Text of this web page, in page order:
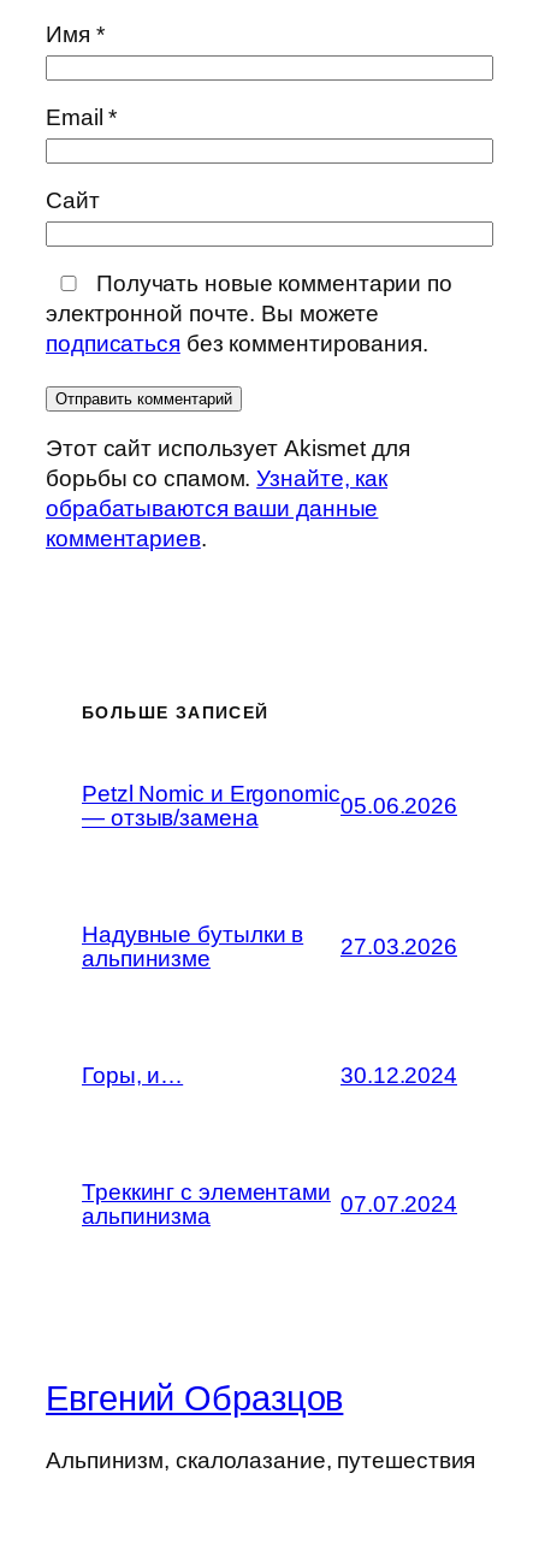
Имя *
Email*
Сайт
Получать новые комментарии по
электронной почте. Вы можете
подписаться без комментирования.
Этот сайт использует Akismet для
борьбы со спамом.Узнайте, как
обрабатываются ваши данные
комментариев.
БОЛЬШЕ ЗАПИСЕЙ
Petzl Nomic и Ergonomic
— отзыв/замена
05.06.2026
Надувные бутылки в
альпинизме
27.03.2026
Горы, и… 30.12.2024
Треккинг с элементами
альпинизма
07.07.2024
Евгений Образцов
Альпинизм, скалолазание, путешествия